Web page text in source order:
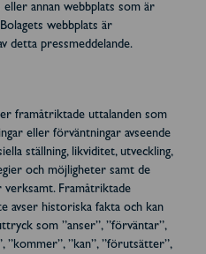
eller annan webbplats som är
webbplats är
detta pressmeddelande.
framåtriktade uttalanden som
eller förväntningar avseende
ställning, likviditet, utveckling,
och möjligheter samt de
verksamt. Framåtriktade
avser historiska fakta och kan
som ”anser”, ”förväntar”,
”kommer”, ”kan”, ”förutsätter”,